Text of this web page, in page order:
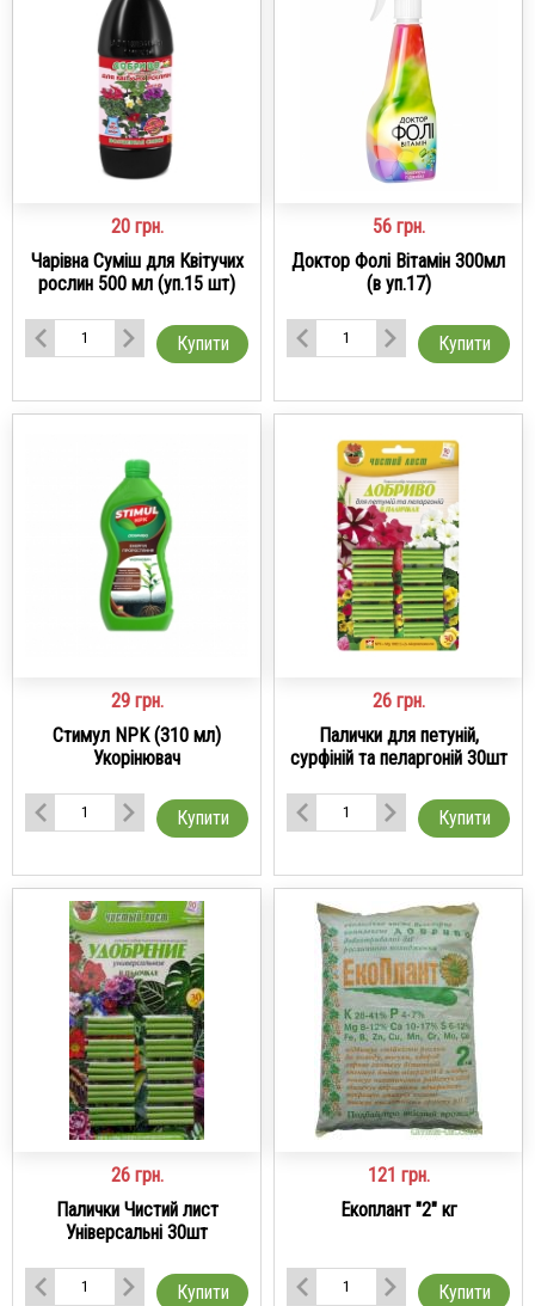
20 грн.
Чарівна Суміш для Квітучих
рослин 500 мл (уп.15 шт)
Купити
56 грн.
Доктор Фолі Вітамін 300мл
(в уп.17)
Купити
29 грн.
Стимул NPK (310 мл)
Укорінювач
Купити
26 грн.
Палички для петуній,
сурфіній та пеларгоній 30шт
Купити
26 грн.
Палички Чистий лист
Універсальні 30шт
Купити
121 грн.
Екоплант "2" кг
Купити